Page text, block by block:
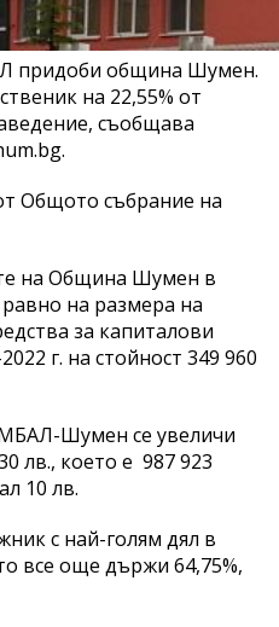
придоби община Шумен.
на 22,55% от
съобщава
Общото събрание на
на Община Шумен в
на размера на
за капиталови
г. на стойност 349 960
Шумен се увеличи
лв., което е 987 923
10 лв.
с най-голям дял в
все още държи 64,75%,